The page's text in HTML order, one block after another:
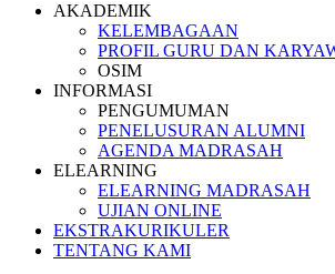
AKADEMIK
KELEMBAGAAN
PROFIL GURU DAN
OSIM
INFORMASI
PENGUMUMAN
PENELUSURAN ALUMNI
AGENDA MADRASAH
ELEARNING
ELEARNING MADRASAH
UJIAN ONLINE
EKSTRAKURIKULER
TENTANG KAMI